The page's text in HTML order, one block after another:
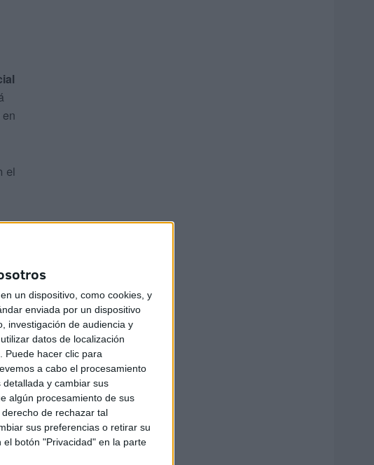
un dispositivo, como cookies, y
enviada por un dispositivo
investigación de audiencia y
datos de localización
Puede hacer clic para
a cabo el procesamiento
y cambiar sus
algún procesamiento de sus
de rechazar tal
sus preferencias o retirar su
botón "Privacidad" en la parte
el